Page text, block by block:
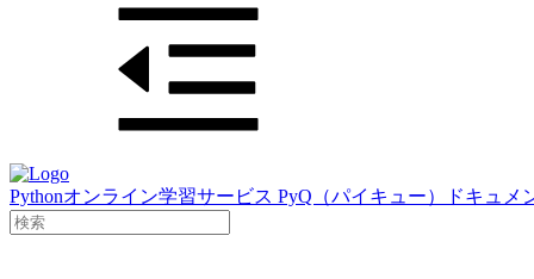
Pythonオンライン学習サービス PyQ（パイキュー）ドキュメ